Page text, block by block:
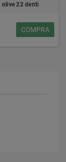
olive 22 denti
COMPRA